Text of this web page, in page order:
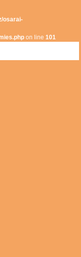
osarai-
on line101